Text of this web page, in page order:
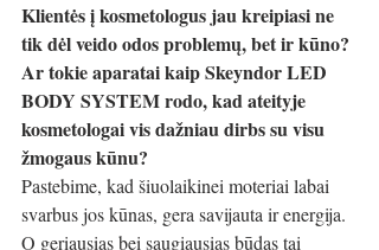
Klientės į kosmetologus jau kreipiasi ne
tik dėl veido odos problemų, bet ir kūno?
Ar tokie aparatai kaip Skeyndor LED
BODY SYSTEM rodo, kad ateityje
kosmetologai vis dažniau dirbs su visu
žmogaus kūnu?
Pastebime, kad šiuolaikinei moteriai labai
svarbus jos kūnas, gera savijauta ir energija.
O geriausias bei saugiausias būdas tai